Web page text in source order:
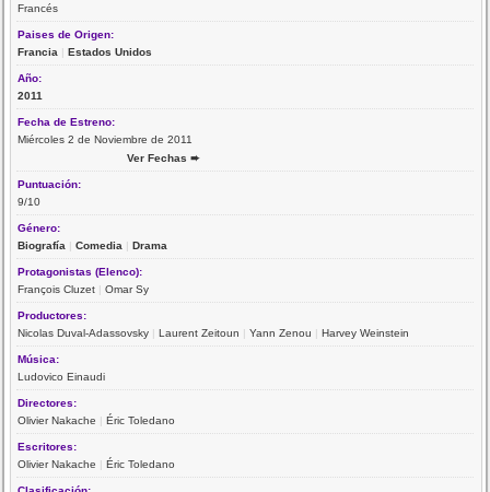
Francés
Paises de Origen:
Francia |Estados Unidos
Año:
2011
Fecha de Estreno:
Miércoles 2 de Noviembre de 2011
Ver Fechas ➨
Puntuación:
9/10
Género:
Biografía |Comedia |Drama
Protagonistas (Elenco):
François Cluzet |Omar Sy
Productores:
Nicolas Duval-Adassovsky |Laurent Zeitoun |Yann Zenou |Harvey Weinstein
Música:
Ludovico Einaudi
Directores:
Olivier Nakache |Éric Toledano
Escritores:
Olivier Nakache |Éric Toledano